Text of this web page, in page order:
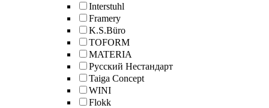
Interstuhl
Framery
K.S.Büro
TOFORM
MATERIA
Русский Нестандарт
Taiga Concept
WINI
Flokk